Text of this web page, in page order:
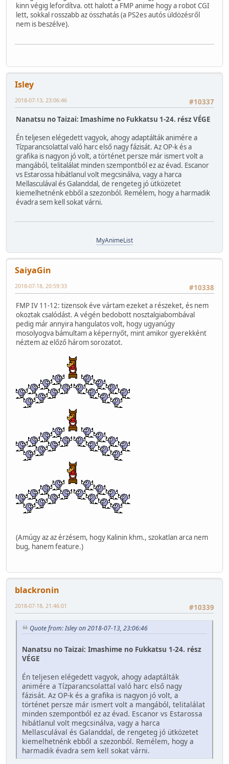
kinn végig lefordítva. ott halott a FMP anime hogy a robot CGI
lett, sokkal rosszabb az összhatás (a PS2es autós üldözésről
nem is beszélve).
Isley
#10337
2018-07-13, 23:06:46
Nanatsu no Taizai: Imashime no Fukkatsu 1-24. rész VÉGE
Én teljesen elégedett vagyok, ahogy adaptálták animére a
Tízparancsolattal való harc első nagy fázisát. Az OP-k és a
grafika is nagyon jó volt, a történet persze már ismert volt a
mangából, telitalálat minden szempontból ez az évad. Escanor
vs Estarossa hibátlanul volt megcsinálva, vagy a harca
Mellasculával és Galanddal, de rengeteg jó ütközetet
kiemelhetnénk ebből a szezonból. Remélem, hogy a harmadik
évadra sem kell sokat várni.
MyAnimeList
SaiyaGin
#10338
2018-07-18, 20:59:33
FMP IV 11-12: tizensok éve vártam ezeket a részeket, és nem
okoztak csalódást. A végén bedobott nosztalgiabombával
pedig már annyira hangulatos volt, hogy ugyanúgy
mosolyogva bámultam a képernyőt, mint amikor gyerekként
néztem az előző három sorozatot.
(Amúgy az az érzésem, hogy Kalinin khm., szokatlan arca nem
bug, hanem feature.)
blackronin
#10339
2018-07-18, 21:46:01
Quote from: Isley on 2018-07-13, 23:06:46
Nanatsu no Taizai: Imashime no Fukkatsu 1-24. rész
VÉGE
Én teljesen elégedett vagyok, ahogy adaptálták
animére a Tízparancsolattal való harc első nagy
fázisát. Az OP-k és a grafika is nagyon jó volt, a
történet persze már ismert volt a mangából, telitalálat
minden szempontból ez az évad. Escanor vs Estarossa
hibátlanul volt megcsinálva, vagy a harca
Mellasculával és Galanddal, de rengeteg jó ütközetet
kiemelhetnénk ebből a szezonból. Remélem, hogy a
harmadik évadra sem kell sokat várni.